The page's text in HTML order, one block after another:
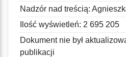
Nadzór nad treścią:
Ilość wyświetleń: 2 695 205
Dokument nie był
publikacji